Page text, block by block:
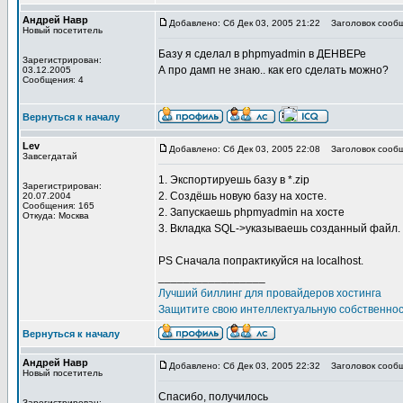
Андрей Навр
Новый посетитель
Зарегистрирован:
03.12.2005
Сообщения: 4
Добавлено: Сб Дек 03, 2005 21:22 Заголовок
Базу я сделал в phpmyadmin в ДЕНВЕРе
А про дамп не знаю.. как его сделать можно?
Вернуться к началу
Lev
Завсегдатай
Зарегистрирован:
20.07.2004
Сообщения: 165
Откуда: Москва
Добавлено: Сб Дек 03, 2005 22:08 Заголовок
1. Экспортируешь базу в *.zip
2. Создёшь новую базу на хосте.
2. Запускаешь phpmyadmin на хосте
3. Вкладка SQL->указываешь созданный файл.
PS Сначала попрактикуйся на localhost.
Лучший биллинг для провайдеров хостинга
Защитите свою интеллектуальную
Вернуться к началу
Андрей Навр
Новый посетитель
Добавлено: Сб Дек 03, 2005 22:32 Заголовок
Спасибо, получилось